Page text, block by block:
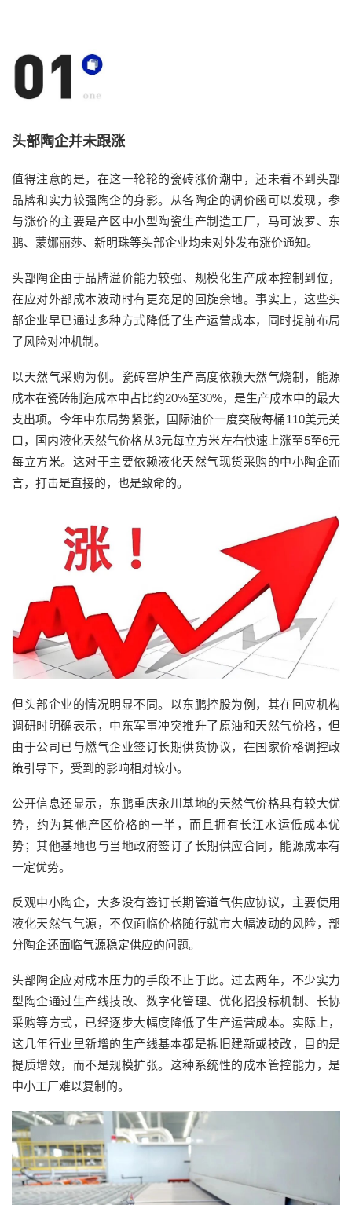
头部陶企并未跟涨
值得注意的是，在这一轮轮的瓷砖涨价潮中，还未看不到头部
品牌和实力较强陶企的身影。从各陶企的调价函可以发现，参
与涨价的主要是产区中小型陶瓷生产制造工厂，马可波罗、东
鹏、蒙娜丽莎、新明珠等头部企业均未对外发布涨价通知。
头部陶企由于品牌溢价能力较强、规模化生产成本控制到位，
在应对外部成本波动时有更充足的回旋余地。事实上，这些头
部企业早已通过多种方式降低了生产运营成本，同时提前布局
了风险对冲机制。
以天然气采购为例。瓷砖窑炉生产高度依赖天然气烧制，能源
成本在瓷砖制造成本中占比约20%至30%，是生产成本中的最大
支出项。今年中东局势紧张，国际油价一度突破每桶110美元关
口，国内液化天然气价格从3元每立方米左右快速上涨至5至6元
每立方米。这对于主要依赖液化天然气现货采购的中小陶企而
言，打击是直接的，也是致命的。
但头部企业的情况明显不同。以东鹏控股为例，其在回应机构
调研时明确表示，中东军事冲突推升了原油和天然气价格，但
由于公司已与燃气企业签订长期供货协议，在国家价格调控政
策引导下，受到的影响相对较小。
公开信息还显示，东鹏重庆永川基地的天然气价格具有较大优
势，约为其他产区价格的一半，而且拥有长江水运低成本优
势；其他基地也与当地政府签订了长期供应合同，能源成本有
一定优势。
反观中小陶企，大多没有签订长期管道气供应协议，主要使用
液化天然气气源，不仅面临价格随行就市大幅波动的风险，部
分陶企还面临气源稳定供应的问题。
头部陶企应对成本压力的手段不止于此。过去两年，不少实力
型陶企通过生产线技改、数字化管理、优化招投标机制、长协
采购等方式，已经逐步大幅度降低了生产运营成本。实际上，
这几年行业里新增的生产线基本都是拆旧建新或技改，目的是
提质增效，而不是规模扩张。这种系统性的成本管控能力，是
中小工厂难以复制的。